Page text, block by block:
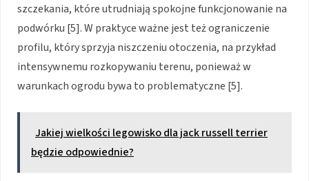
szczekania, które utrudniają spokojne funkcjonowanie na
podwórku [5]. W praktyce ważne jest też ograniczenie
profilu, który sprzyja niszczeniu otoczenia, na przykład
intensywnemu rozkopywaniu terenu, ponieważ w
warunkach ogrodu bywa to problematyczne [5].
Jakiej wielkości legowisko dla jack russell terrier
będzie odpowiednie?